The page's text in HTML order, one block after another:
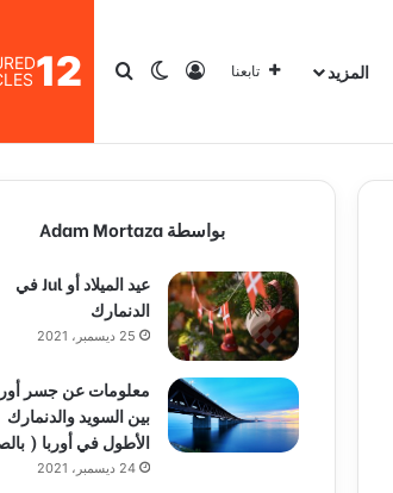
المزيد تابعنا تسجيل الدخول
الوضع المظلم
بحث عن12
بواسطة Adam Mortaza
عيد الميلاد أو Jul في
الدنمارك
25 ديسمبر، 2021
معلومات عن جسر
بين السويد والدنمارك
الأطول في أوربا (
24 ديسمبر، 2021